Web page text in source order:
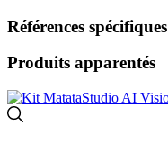
Références spécifiques
Produits apparentés